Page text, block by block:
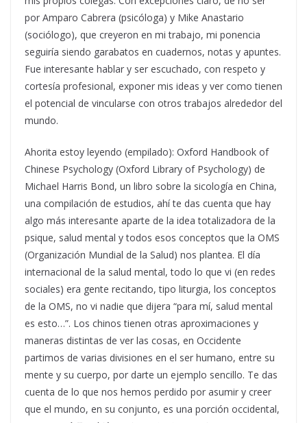
por Amparo Cabrera (psicóloga) y Mike Anastario
(sociólogo), que creyeron en mi trabajo, mi ponencia
seguiría siendo garabatos en cuadernos, notas y apuntes.
Fue interesante hablar y ser escuchado, con respeto y
cortesía profesional, exponer mis ideas y ver como tienen
el potencial de vincularse con otros trabajos alrededor del
mundo.
Ahorita estoy leyendo (empilado): Oxford Handbook of
Chinese Psychology (Oxford Library of Psychology) de
Michael Harris Bond, un libro sobre la sicología en China,
una compilación de estudios, ahí te das cuenta que hay
algo más interesante aparte de la idea totalizadora de la
psique, salud mental y todos esos conceptos que la OMS
(Organización Mundial de la Salud) nos plantea. El día
internacional de la salud mental, todo lo que vi (en redes
sociales) era gente recitando, tipo liturgia, los conceptos
de la OMS, no vi nadie que dijera “para mí, salud mental
es esto…”. Los chinos tienen otras aproximaciones y
maneras distintas de ver las cosas, en Occidente
partimos de varias divisiones en el ser humano, entre su
mente y su cuerpo, por darte un ejemplo sencillo. Te das
cuenta de lo que nos hemos perdido por asumir y creer
que el mundo, en su conjunto, es una porción occidental,